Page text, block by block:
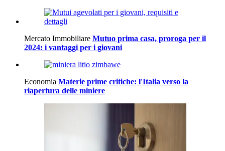
Mercato Immobiliare Mutuo prima casa, proroga per il
2024: i vantaggi per i giovani
Economia Materie prime critiche: l'Italia verso la
riapertura delle miniere